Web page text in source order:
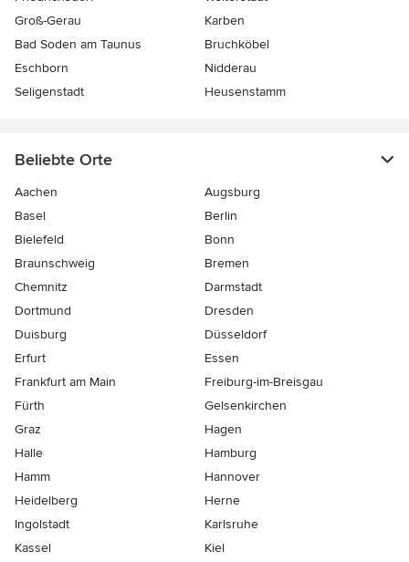
Groß-Gerau
Karben
Bad Soden am Taunus
Bruchköbel
Eschborn
Nidderau
Seligenstadt
Heusenstamm
Beliebte Orte
Aachen
Augsburg
Basel
Berlin
Bielefeld
Bonn
Braunschweig
Bremen
Chemnitz
Darmstadt
Dortmund
Dresden
Duisburg
Düsseldorf
Erfurt
Essen
Frankfurt am Main
Freiburg-im-Breisgau
Fürth
Gelsenkirchen
Graz
Hagen
Halle
Hamburg
Hamm
Hannover
Heidelberg
Herne
Ingolstadt
Karlsruhe
Kassel
Kiel